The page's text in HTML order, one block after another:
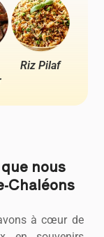
Riz Pilaf
nous
Chaléons
à cœur de